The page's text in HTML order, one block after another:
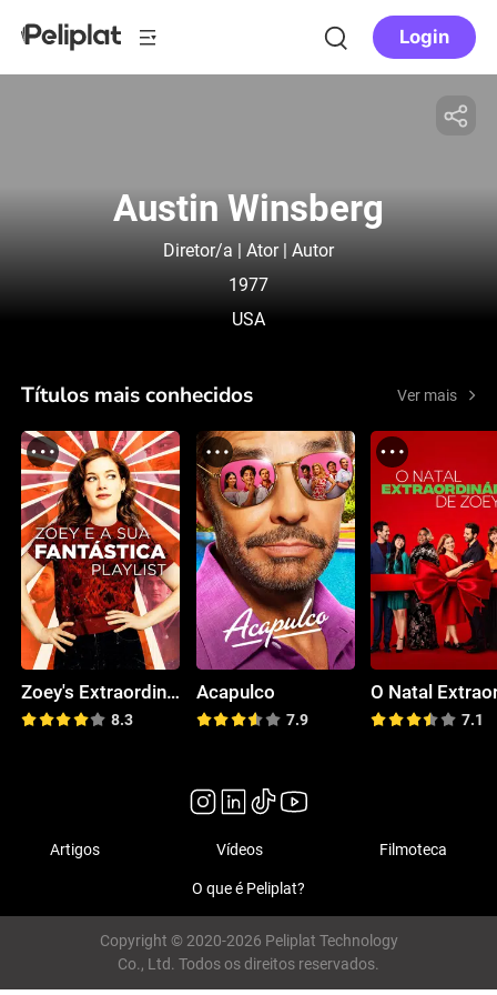
Login
Austin Winsberg
Diretor/a | Ator | Autor
1977
USA
Títulos mais conhecidos Ver mais
Zoey's Extraordinary Playlist
8.3
Acapulco
7.9 7.1
Artigos Vídeos Filmoteca
O que é Peliplat?
Copyright © 2020-2026 Peliplat Technology
Co., Ltd. Todos os direitos reservados.